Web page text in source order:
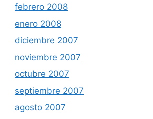
febrero 2008
enero 2008
diciembre 2007
noviembre 2007
octubre 2007
septiembre 2007
agosto 2007